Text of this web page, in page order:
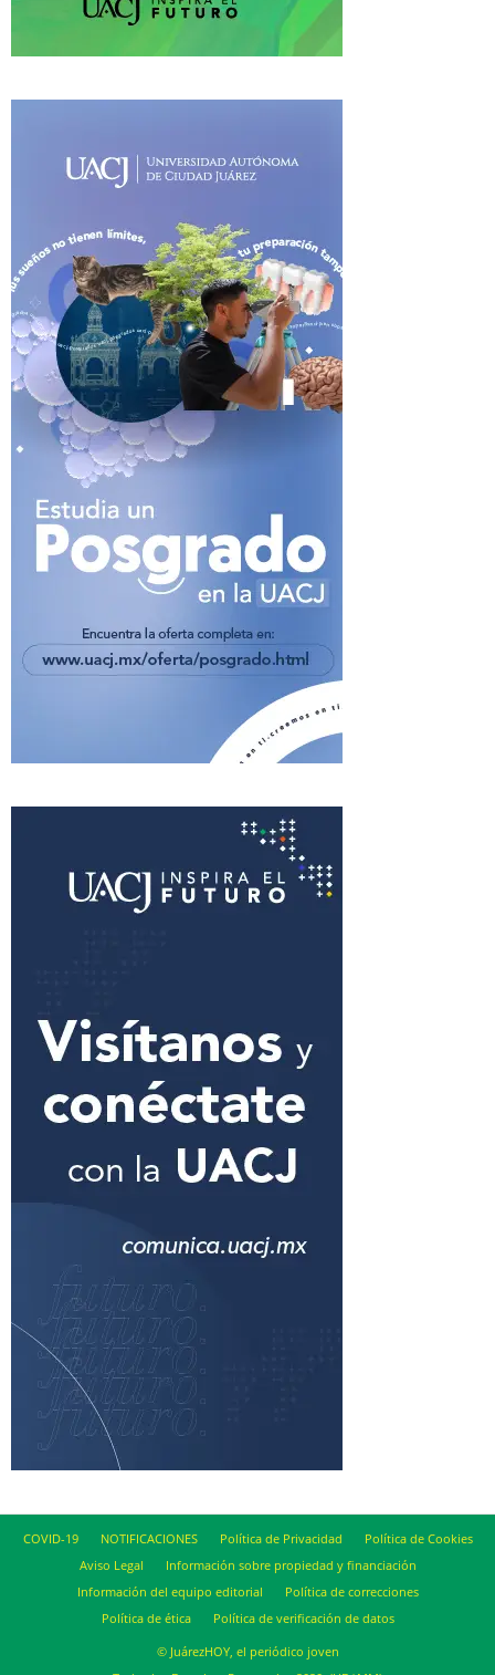
COVID-19 NOTIFICACIONES Política de Privacidad
Política de Cookies
Aviso Legal
Información sobre propiedad y financiación
Información del equipo editorial
Política de correcciones
Política de ética
Política de verificación de datos
© JuárezHOY, el periódico joven